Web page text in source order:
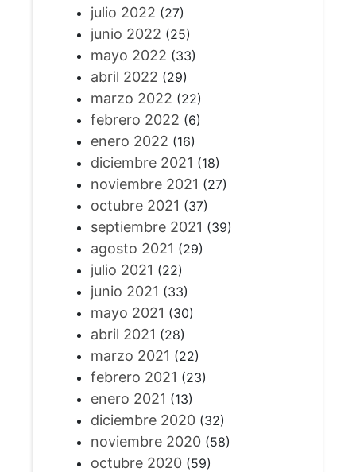
julio 2022 (27)
junio 2022 (25)
mayo 2022 (33)
abril 2022 (29)
marzo 2022 (22)
febrero 2022 (6)
enero 2022 (16)
diciembre 2021 (18)
noviembre 2021 (27)
octubre 2021 (37)
septiembre 2021 (39)
agosto 2021 (29)
julio 2021 (22)
junio 2021 (33)
mayo 2021 (30)
abril 2021 (28)
marzo 2021 (22)
febrero 2021 (23)
enero 2021 (13)
diciembre 2020(32)
noviembre 2020(58)
octubre 2020(59)